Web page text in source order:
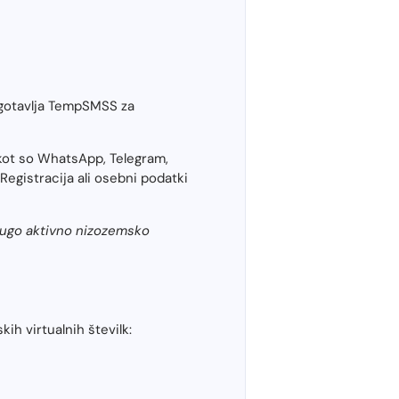
TempSMSS za
so WhatsApp, Telegram,
ali osebni podatki
aktivno nizozemsko
virtualnih številk: